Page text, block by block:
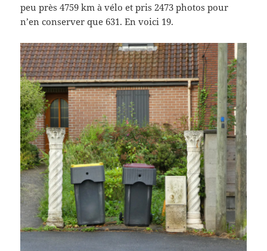
peu près 4759 km à vélo et pris 2473 photos pour
n’en conserver que 631. En voici 19.